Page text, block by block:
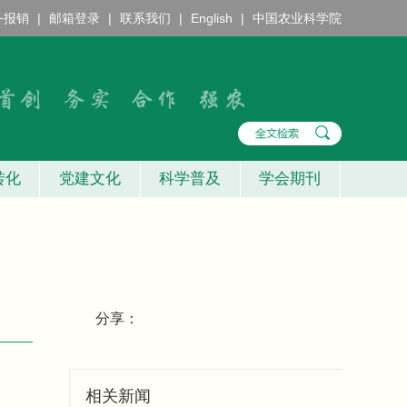
报销 | 邮箱登录 | 联系我们 | English | 中国农业科学院
化 党建文化 科学普及 学会期刊
分享：
相关新闻